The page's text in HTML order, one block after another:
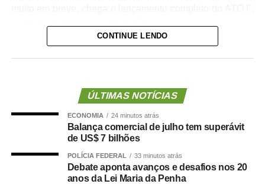
A cantora ainda convidou o público a acompanhar essa
nos próximos dias. Confira abaixo:
CONTINUE LENDO
ÚLTIMAS NOTÍCIAS
ECONOMIA 24 minutos atrás
Balança comercial de julho tem superávit
de US$ 7 bilhões
POLÍCIA FEDERAL 33 minutos atrás
Debate aponta avanços e desafios nos 20
anos da Lei Maria da Penha